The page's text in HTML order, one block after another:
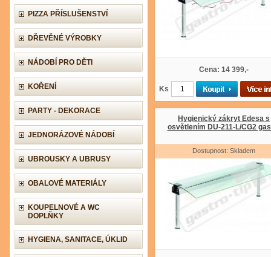
PIZZA PŘÍSLUŠENSTVÍ
DŘEVĚNÉ VÝROBKY
NÁDOBÍ PRO DĚTI
KOŘENÍ
PARTY - DEKORACE
JEDNORÁZOVÉ NÁDOBÍ
UBROUSKY A UBRUSY
OBALOVÉ MATERIÁLY
KOUPELNOVÉ A WC
DOPLŇKY
HYGIENA, SANITACE, ÚKLID
Cena: 14 399,-
Ks
Hygienický zákryt Edesa s
osvětlením DU-211-L/CG2
Dostupnost: Skladem